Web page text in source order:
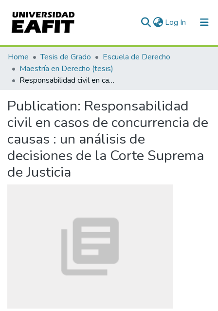
Log In (current)
Communities & Collections
All of DSpace
Home Tesis de Grado
Escuela de Derecho
Maestría en Derecho (tesis)
Responsabilidad civil en casos de concurrencia de causas : un análisis de decisiones de la Corte Suprema de Justicia
Publication: Responsabilidad
civil en casos de concurrencia de
causas : un análisis de
decisiones de la Corte Suprema
de Justicia